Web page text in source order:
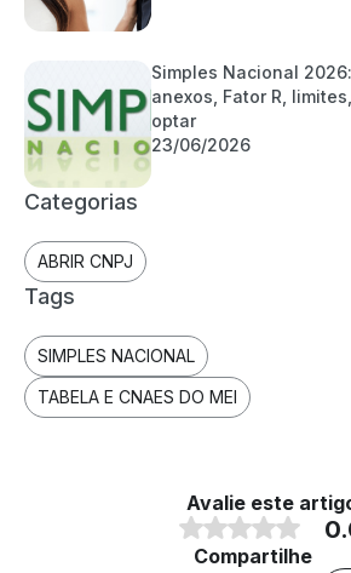
Simples Nacional
anexos, Fator R,
optar
23/06/2026
Categorias
ABRIR CNPJ
Tags
SIMPLES NACIONAL
TABELA E CNAES DO MEI
Avalie este
Compartilhe